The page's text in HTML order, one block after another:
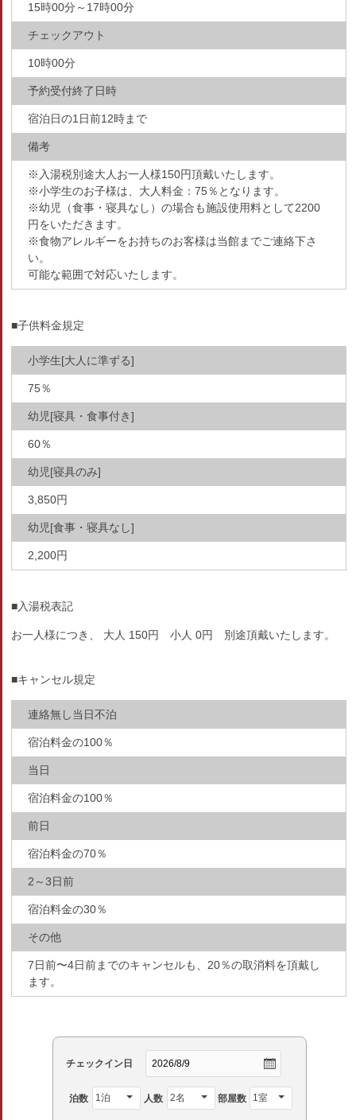
15時00分～17時00分
チェックアウト
10時00分
予約受付終了日時
宿泊日の1日前12時まで
備考
※入湯税別途大人お一人様150円頂戴いたします。
※小学生のお子様は、大人料金：75％となります。
※幼児（食事・寝具なし）の場合も施設使用料として2200
円をいただきます。
※食物アレルギーをお持ちのお客様は当館までご連絡下さ
い。
可能な範囲で対応いたします。
■子供料金規定
小学生[大人に準ずる]
75％
幼児[寝具・食事付き]
60％
幼児[寝具のみ]
3,850円
幼児[食事・寝具なし]
2,200円
■入湯税表記
お一人様につき、 大人 150円 小人 0円 別途頂戴いたします。
■キャンセル規定
連絡無し当日不泊
宿泊料金の100％
当日
宿泊料金の100％
前日
宿泊料金の70％
2～3日前
宿泊料金の30％
その他
7日前〜4日前までのキャンセルも、20％の取消料を頂戴し
ます。
チェックイン日
泊数 人数 部屋数